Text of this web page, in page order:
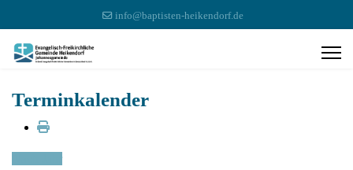
info@baptisten-heikendorf.de
Terminkalender